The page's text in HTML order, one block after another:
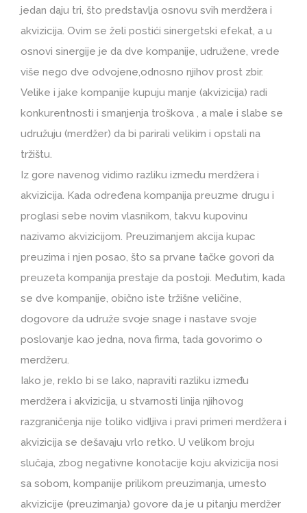
jedan daju tri, što predstavlja osnovu svih merdžera i
akvizicija. Ovim se želi postići sinergetski efekat, a u
osnovi sinergije je da dve kompanije, udružene, vrede
više nego dve odvojene,odnosno njihov prost zbir.
Velike i jake kompanije kupuju manje (akvizicija) radi
konkurentnosti i smanjenja troškova , a male i slabe se
udružuju (merdžer) da bi parirali velikim i opstali na
tržištu.
Iz gore navenog vidimo razliku između merdžera i
akvizicija. Kada određena kompanija preuzme drugu i
proglasi sebe novim vlasnikom, takvu kupovinu
nazivamo akvizicijom. Preuzimanjem akcija kupac
preuzima i njen posao, što sa prvane tačke govori da
preuzeta kompanija prestaje da postoji. Međutim, kada
se dve kompanije, obično iste tržišne veličine,
dogovore da udruže svoje snage i nastave svoje
poslovanje kao jedna, nova firma, tada govorimo o
merdžeru.
Iako je, reklo bi se lako, napraviti razliku između
merdžera i akvizicija, u stvarnosti linija njihovog
razgraničenja nije toliko vidljiva i pravi primeri merdžera i
akvizicija se dešavaju vrlo retko. U velikom broju
slučaja, zbog negativne konotacije koju akvizicija nosi
sa sobom, kompanije prilikom preuzimanja, umesto
akvizicije (preuzimanja) govore da je u pitanju merdžer